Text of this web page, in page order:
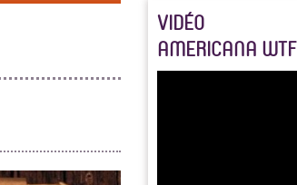
VIDÉO
AMERICANA WTF